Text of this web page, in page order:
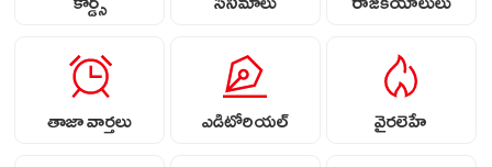
తాజా వార్తలు ఎడిటోరియల్ వైరలెహే